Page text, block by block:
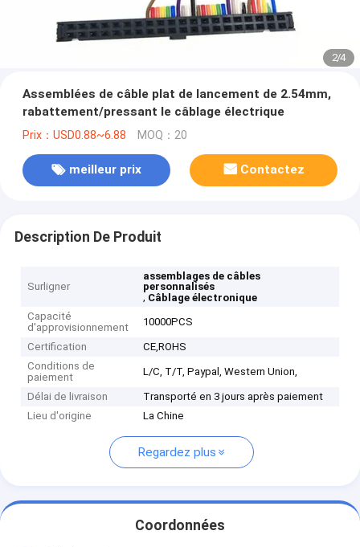
2/4
Assemblées de câble plat de lancement de 2.54mm,
rabattement/pressant le câblage électrique
Prix：USD0.88~6.88 MOQ：20
meilleur prix Contactez
Description De Produit
Surligner
assemblages de câbles
personnalisés
, Câblage électronique
Capacité
d'approvisionnement
10000PCS
Certification
CE,ROHS
Conditions de
paiement
L/C, T/T, Paypal, Western Union,
Délai de livraison
Transporté en 3 jours après paiement
Lieu d'origine
La Chine
Regardez plus
Coordonnées